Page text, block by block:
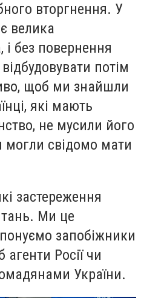
вторгнення. У
велика
без повернення
потім
щоб ми знайшли
які мають
не мусили його
могли свідомо мати
застереження
Ми це
запобіжники
агенти Росії чи
України.